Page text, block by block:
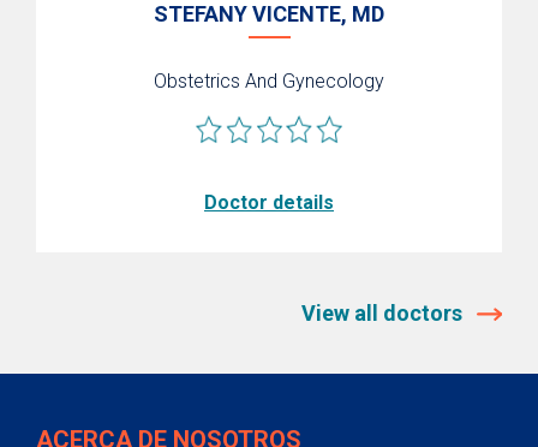
STEFANY VICENTE, MD
Obstetrics And Gynecology
Doctor details
View all doctors
ACERCA DE NOSOTROS